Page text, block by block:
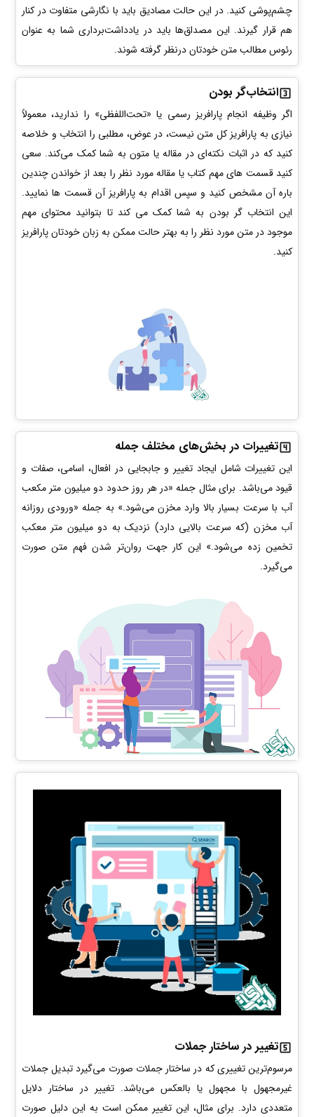
چشم‌پوشی کنید. در این حالت مصادیق باید با نگارشی متفاوت در کنار
هم قرار گیرند. این مصداق‌ها باید در یادداشت‌برداری شما به عنوان
رئوس مطالب متن خودتان درنظر گرفته شوند.
انتخاب‌گر بودن
اگر وظیفه انجام پارافریز‌ رسمی یا «تحت‌اللفظی» را ندارید، معمولاً
نیازی به پارافریز‌ کل متن نیست، در عوض، مطلبی را انتخاب و خلاصه
کنید که در اثبات نکته‌ای در مقاله‌ یا متون به شما کمک می‌کند. سعی
کنید قسمت های مهم کتاب یا مقاله مورد نظر را بعد از خواندن چندین
باره آن مشخص کنید و سپس اقدام به پارافریز آن قسمت ها نمایید.
این انتخاب گر بودن به شما کمک می کند تا بتوانید محتوای مهم
موجود در متن مورد نظر را به بهتر حالت ممکن به زبان خودتان پارافریز
کنید.
تغییرات در بخش‌های مختلف جمله
این تغییرات شامل ایجاد تغییر و جابجایی در افعال، اسامی، صفات و
قیود می‌باشد. برای مثال جمله «در هر روز حدود دو میلیون متر مکعب
آب با سرعت بسیار بالا وارد مخزن می‌شود.» به جمله «ورودی روزانه
آب مخزن (که سرعت بالایی دارد) نزدیک به دو میلیون متر معکب
تخمین زده می‌شود.» این کار جهت روان‌تر شدن فهم متن صورت
می‌گیرد.
تغییر در ساختار جملات
مرسوم‌ترین تغییری که در ساختار جملات صورت می‌گیرد تبدیل جملات
غیرمجهول با مجهول یا بالعکس می‌باشد. تغییر در ساختار دلایل
متعددی دارد. برای مثال، این تغییر ممکن است به این دلیل صورت